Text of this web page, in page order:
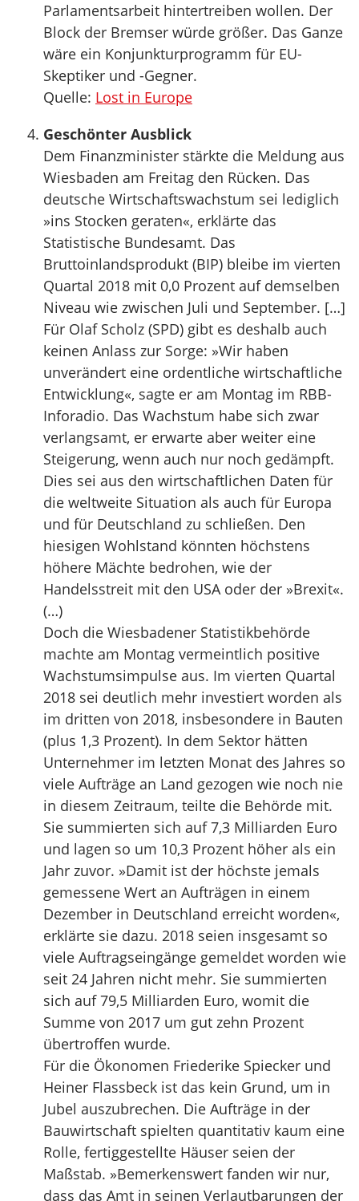
Parlamentsarbeit hintertreiben wollen. Der
Block der Bremser würde größer. Das Ganze
wäre ein Konjunkturprogramm für EU-
Skeptiker und -Gegner.
Quelle: Lost in Europe
Geschönter Ausblick
Dem Finanzminister stärkte die Meldung aus
Wiesbaden am Freitag den Rücken. Das
deutsche Wirtschaftswachstum sei lediglich
»ins Stocken geraten«, erklärte das
Statistische Bundesamt. Das
Bruttoinlandsprodukt (BIP) bleibe im vierten
Quartal 2018 mit 0,0 Prozent auf demselben
Niveau wie zwischen Juli und September. […]
Für Olaf Scholz (SPD) gibt es deshalb auch
keinen Anlass zur Sorge: »Wir haben
unverändert eine ordentliche wirtschaftliche
Entwicklung«, sagte er am Montag im RBB-
Inforadio. Das Wachstum habe sich zwar
verlangsamt, er erwarte aber weiter eine
Steigerung, wenn auch nur noch gedämpft.
Dies sei aus den wirtschaftlichen Daten für
die weltweite Situation als auch für Europa
und für Deutschland zu schließen. Den
hiesigen Wohlstand könnten höchstens
höhere Mächte bedrohen, wie der
Handelsstreit mit den USA oder der »Brexit«.
(…)
Doch die Wiesbadener Statistikbehörde
machte am Montag vermeintlich positive
Wachstumsimpulse aus. Im vierten Quartal
2018 sei deutlich mehr investiert worden als
im dritten von 2018, insbesondere in Bauten
(plus 1,3 Prozent). In dem Sektor hätten
Unternehmer im letzten Monat des Jahres so
viele Aufträge an Land gezogen wie noch nie
in diesem Zeitraum, teilte die Behörde mit.
Sie summierten sich auf 7,3 Milliarden Euro
und lagen so um 10,3 Prozent höher als ein
Jahr zuvor. »Damit ist der höchste jemals
gemessene Wert an Aufträgen in einem
Dezember in Deutschland erreicht worden«,
erklärte sie dazu. 2018 seien insgesamt so
viele Auftragseingänge gemeldet worden wie
seit 24 Jahren nicht mehr. Sie summierten
sich auf 79,5 Milliarden Euro, womit die
Summe von 2017 um gut zehn Prozent
übertroffen wurde.
Für die Ökonomen Friederike Spiecker und
Heiner Flassbeck ist das kein Grund, um in
Jubel auszubrechen. Die Aufträge in der
Bauwirtschaft spielten quantitativ kaum eine
Rolle, fertiggestellte Häuser seien der
Maßstab. »Bemerkenswert fanden wir nur,
dass das Amt in seinen Verlautbarungen der